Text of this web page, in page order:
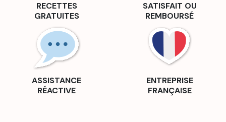
Matériel de pâtisserie
Kits tempérage du chocolat
ustensiles de cuisine pratiques
Emporte pièces Pâtisserie
Boîtes pâtisserie
Épicerie en ligne
Aides culinaires
Pates à pain et levures
Colorants alimentaires
Ingrédients techniques
Préparations à gateaux
Ferments yaourt
Mix glace
RECETTES
GRATUITES
SATISFAIT OU
REMBOURSÉ
ASSISTANCE
RÉACTIVE
ENTREPRISE
FRANÇAISE